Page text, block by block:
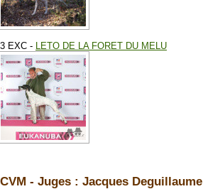
3 EXC - LETO DE LA FORET DU MELU
CVM - Juges : Jacques Deguillaume